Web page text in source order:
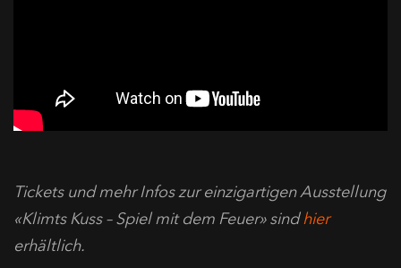
Tickets und mehr Infos zur einzigartigen Ausstellung
«Klimts Kuss – Spiel mit dem Feuer» sindhier
erhältlich.